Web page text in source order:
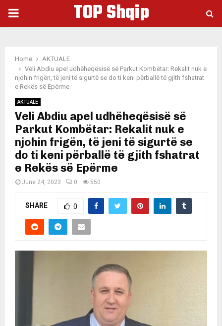
PRIMARY
TOP Shqip
Home
AKTUALE
Veli Abdiu apel udhëheqësisë së Parkut Kombëtar: Rekalit nuk e
njohin frigën, të jeni të sigurtë se do ti keni përballë të gjith fshatrat
e Rekës së Epërme
AKTUALE
Veli Abdiu apel udhëheqësisë së
Parkut Kombëtar: Rekalit nuk e
njohin frigën, të jeni të sigurtë se
do ti keni përballë të gjith fshatrat
e Rekës së Epërme
June 24, 2023 0 550
SHARE 0